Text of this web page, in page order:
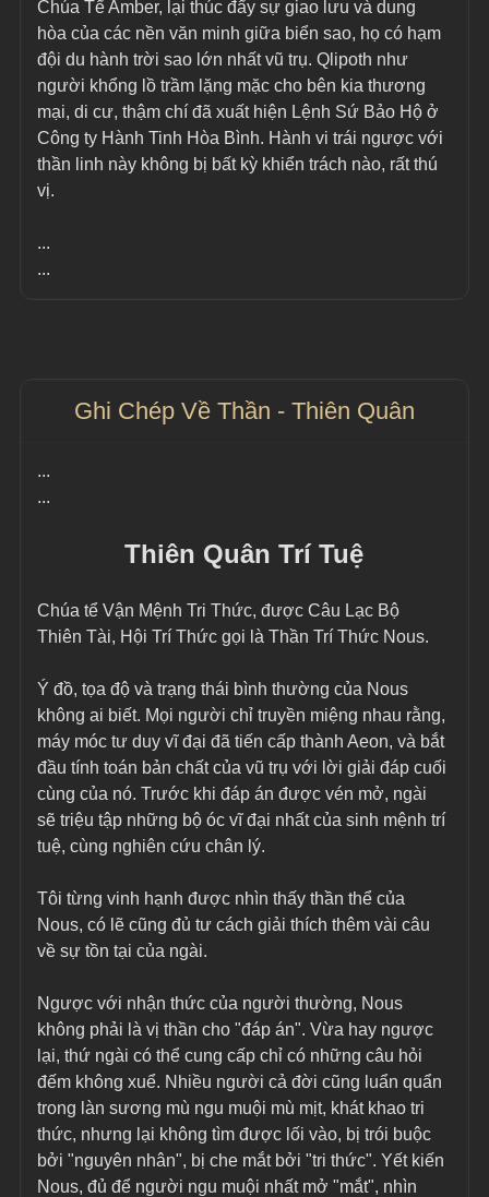
Chúa Tể Amber, lại thúc đẩy sự giao lưu và dung
hòa của các nền văn minh giữa biển sao, họ có hạm
đội du hành trời sao lớn nhất vũ trụ. Qlipoth như
người khổng lồ trầm lặng mặc cho bên kia thương
mại, di cư, thậm chí đã xuất hiện Lệnh Sứ Bảo Hộ ở
Công ty Hành Tinh Hòa Bình. Hành vi trái ngược với
thần linh này không bị bất kỳ khiển trách nào, rất thú
vị.
...
...
Ghi Chép Về Thần - Thiên Quân
...
...
Thiên Quân Trí Tuệ
Chúa tể Vận Mệnh Tri Thức, được Câu Lạc Bộ
Thiên Tài, Hội Trí Thức gọi là Thần Trí Thức Nous.
Ý đồ, tọa độ và trạng thái bình thường của Nous
không ai biết. Mọi người chỉ truyền miệng nhau rằng,
máy móc tư duy vĩ đại đã tiến cấp thành Aeon, và bắt
đầu tính toán bản chất của vũ trụ với lời giải đáp cuối
cùng của nó. Trước khi đáp án được vén mở, ngài
sẽ triệu tập những bộ óc vĩ đại nhất của sinh mệnh trí
tuệ, cùng nghiên cứu chân lý.
Tôi từng vinh hạnh được nhìn thấy thần thể của
Nous, có lẽ cũng đủ tư cách giải thích thêm vài câu
về sự tồn tại của ngài.
Ngược với nhận thức của người thường, Nous
không phải là vị thần cho "đáp án". Vừa hay ngược
lại, thứ ngài có thể cung cấp chỉ có những câu hỏi
đếm không xuể. Nhiều người cả đời cũng luẩn quẩn
trong làn sương mù ngu muội mù mịt, khát khao tri
thức, nhưng lại không tìm được lối vào, bị trói buộc
bởi "nguyên nhân", bị che mắt bởi "tri thức". Yết kiến
Nous, đủ để người ngu muội nhất mở "mắt", nhìn